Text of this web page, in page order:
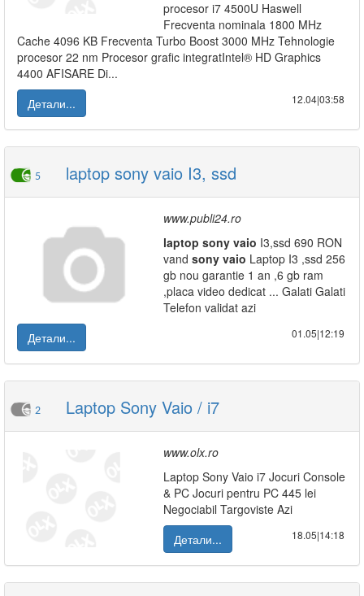
procesor i7 4500U Haswell
Frecventa nominala 1800 MHz
Cache 4096 KB Frecventa Turbo Boost 3000 MHz Tehnologie
procesor 22 nm Procesor grafic integratIntel® HD Graphics
4400 AFISARE Di...
Детали...
12.04|03:58
5 laptop sony vaio I3, ssd
www.publi24.ro
laptop sony vaio I3,ssd 690 RON
vand sony vaio Laptop I3 ,ssd 256
gb nou garantie 1 an ,6 gb ram
,placa video dedicat ... Galati Galati
Telefon validat azi
Детали...
01.05|12:19
2 Laptop Sony Vaio / i7
www.olx.ro
Laptop Sony Vaio i7 Jocuri Console
& PC Jocuri pentru PC 445 lei
Negociabil Targoviste Azi
Детали...
18.05|14:18